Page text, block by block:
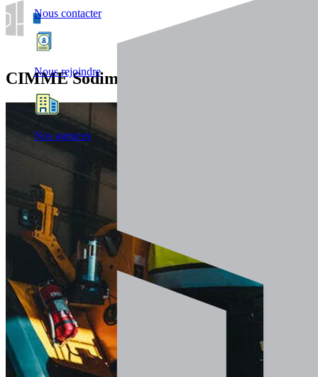
Nous contacter
Nous rejoindre
Nos agences
CIMME Sodimat